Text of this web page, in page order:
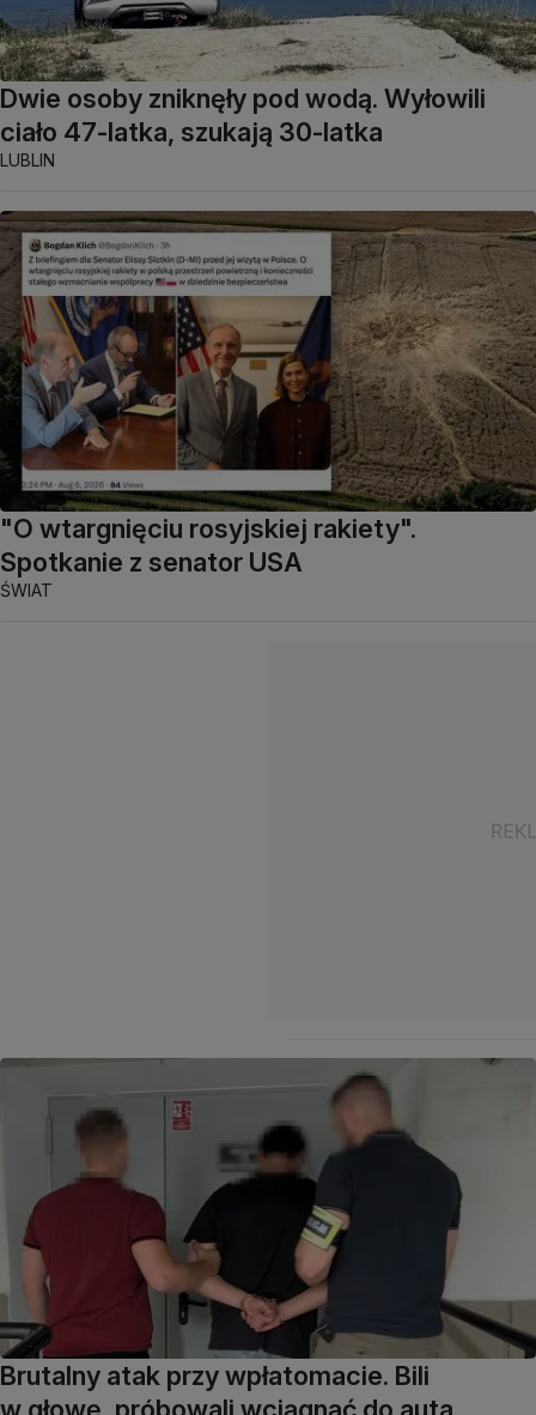
Dwie osoby zniknęły pod wodą. Wyłowili
ciało 47-latka, szukają 30-latka
LUBLIN
"O wtargnięciu rosyjskiej rakiety".
Spotkanie z senator USA
ŚWIAT
Brutalny atak przy wpłatomacie. Bili